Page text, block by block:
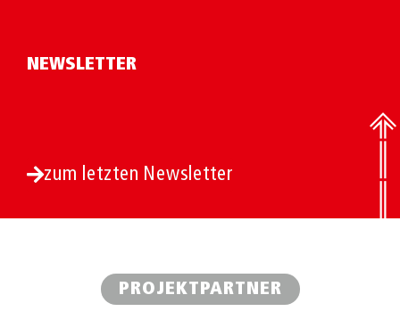
NEWSLETTER
zum letzten Newsletter
PROJEKTPARTNER